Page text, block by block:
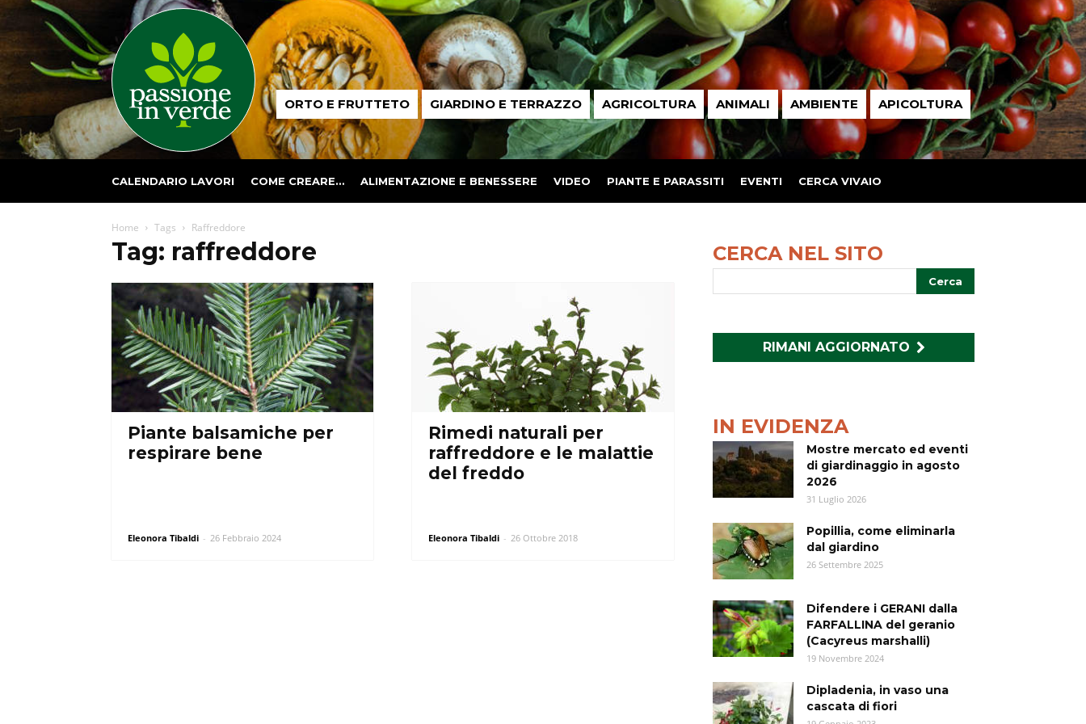
Passione
in ORTO E FRUTTETO GIARDINO E TERRAZZO AGRICOLTURA ANIMALI AMBIENTE APICOLTURA
CALENDARIO LAVORI COME CREARE… ALIMENTAZIONE E BENESSERE VIDEO PIANTE E PARASSITI EVENTI CERCA VIVAIO
Home Tags Raffreddore
Tag: raffreddore
Piante balsamiche per
respirare bene
Eleonora Tibaldi - 26 Febbraio 2024
Rimedi naturali per
raffreddore e le malattie
del freddo
Eleonora Tibaldi - 26 Ottobre 2018
CERCA NEL SITO
RIMANI AGGIORNATO
IN EVIDENZA
Mostre mercato ed eventi
di giardinaggio in agosto
2026
31 Luglio 2026
Popillia, come eliminarla
dal giardino
26 Settembre 2025
Difendere i GERANI dalla
FARFALLINA del geranio
(Cacyreus marshalli)
19 Novembre 2024
Dipladenia, in vaso una
cascata di fiori